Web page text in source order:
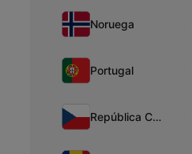
Noruega
Portugal
República Checa